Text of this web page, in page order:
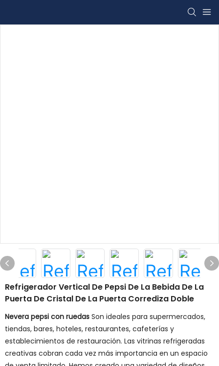
Refrigerador Vertical De Pepsi De La Bebida De La
Puerta De Cristal De La Puerta Corrediza Doble
Nevera pepsi con ruedas Son ideales para supermercados,
tiendas, bares, hoteles, restaurantes, cafeterías y
establecimientos de restauración. Las vitrinas refrigeradas
creativas cobran cada vez más importancia en un espacio